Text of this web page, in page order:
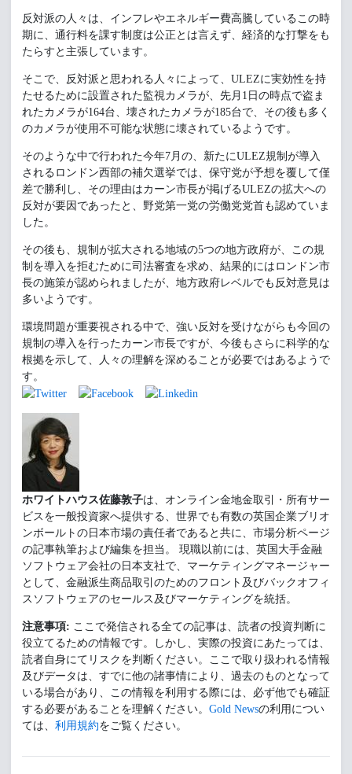
反対派の人々は、インフレやエネルギー費高騰しているこの時
期に、通行料を課す制度は公正とは言えず、経済的な打撃をも
たらすと主張しています。
そこで、反対派と思われる人々によって、ULEZに実効性を持
たせるために設置された監視カメラが、先月1日の時点で盗ま
れたカメラが164台、壊されたカメラが185台で、その後も多く
のカメラが使用不可能な状態に壊されているようです。
そのような中で行われた今年7月の、新たにULEZ規制が導入
されるロンドン西部の補欠選挙では、保守党が予想を覆して僅
差で勝利し、その理由はカーン市長が掲げるULEZの拡大への
反対が要因であったと、野党第一党の労働党党首も認めていま
した。
その後も、規制が拡大される地域の5つの地方政府が、この規
制を導入を拒むために司法審査を求め、結果的にはロンドン市
長の施策が認められましたが、地方政府レベルでも反対意見は
多いようです。
環境問題が重要視される中で、強い反対を受けながらも今回の
規制の導入を行ったカーン市長ですが、今後もさらに科学的な
根拠を示して、人々の理解を深めることが必要ではあるようで
す。
ホワイトハウス佐藤敦子は、オンライン金地金取引・所有サー
ビスを一般投資家へ提供する、世界でも有数の英国企業ブリオ
ンボールトの日本市場の責任者であると共に、市場分析ページ
の記事執筆および編集を担当。 現職以前には、英国大手金融
ソフトウェア会社の日本支社で、マーケティングマネージャー
として、金融派生商品取引のためのフロント及びバックオフィ
スソフトウェアのセールス及びマーケティングを統括。
注意事項: ここで発信される全ての記事は、読者の投資判断に
役立てるための情報です。しかし、実際の投資にあたっては、
読者自身にてリスクを判断ください。ここで取り扱われる情報
及びデータは、すでに他の諸事情により、過去のものとなって
いる場合があり、この情報を利用する際には、必ず他でも確証
する必要があることを理解ください。 Gold Newsの利用につい
ては、 利用規約をご覧ください。